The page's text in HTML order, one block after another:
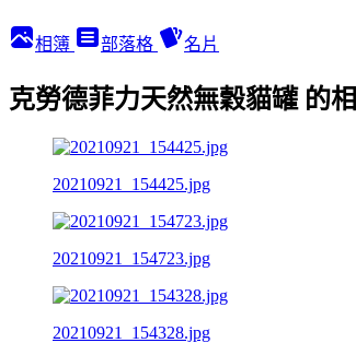
相簿 部落格 名片
克勞德菲力天然無穀貓罐 的
20210921_154425.jpg
20210921_154723.jpg
20210921_154328.jpg